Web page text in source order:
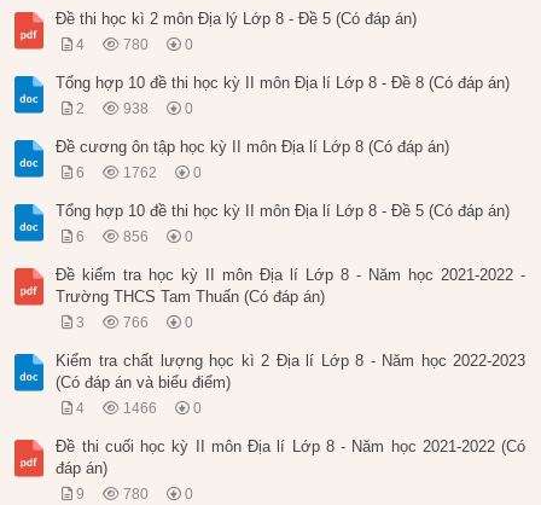
Đề thi học kì 2 môn Địa lý Lớp 8 - Đề 5 (Có đáp án)
4 780 0
Tổng hợp 10 đề thi học kỳ II môn Địa lí Lớp 8 - Đề 8 (Có đáp án)
2 938 0
Đề cương ôn tập học kỳ II môn Địa lí Lớp 8 (Có đáp án)
6 1762 0
Tổng hợp 10 đề thi học kỳ II môn Địa lí Lớp 8 - Đề 5 (Có đáp án)
6 856 0
Đề kiểm tra học kỳ II môn Địa lí Lớp 8 - Năm học 2021-2022 -
Trường THCS Tam Thuấn (Có đáp án)
3 766 0
Kiểm tra chất lượng học kì 2 Địa lí Lớp 8 - Năm học 2022-2023
(Có đáp án và biểu điểm)
4 1466 0
Đề thi cuối học kỳ II môn Địa lí Lớp 8 - Năm học 2021-2022 (Có
đáp án)
9 780 0